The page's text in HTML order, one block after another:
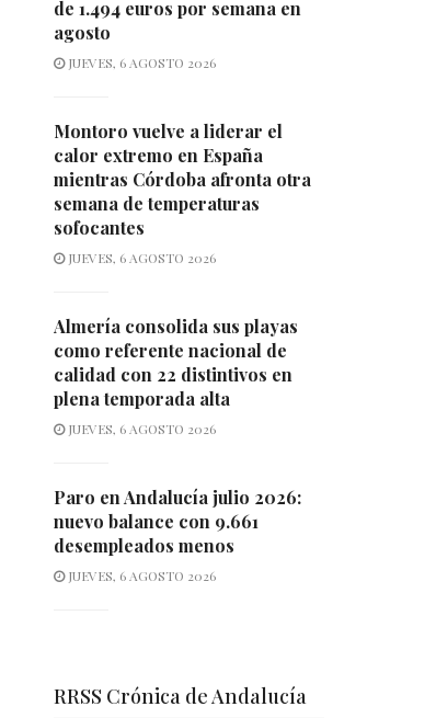
de 1.494 euros por semana en
agosto
JUEVES, 6 AGOSTO 2026
Montoro vuelve a liderar el
calor extremo en España
mientras Córdoba afronta otra
semana de temperaturas
sofocantes
JUEVES, 6 AGOSTO 2026
Almería consolida sus playas
como referente nacional de
calidad con 22 distintivos en
plena temporada alta
JUEVES, 6 AGOSTO 2026
Paro en Andalucía julio 2026:
nuevo balance con 9.661
desempleados menos
JUEVES, 6 AGOSTO 2026
RRSS Crónica de Andalucía